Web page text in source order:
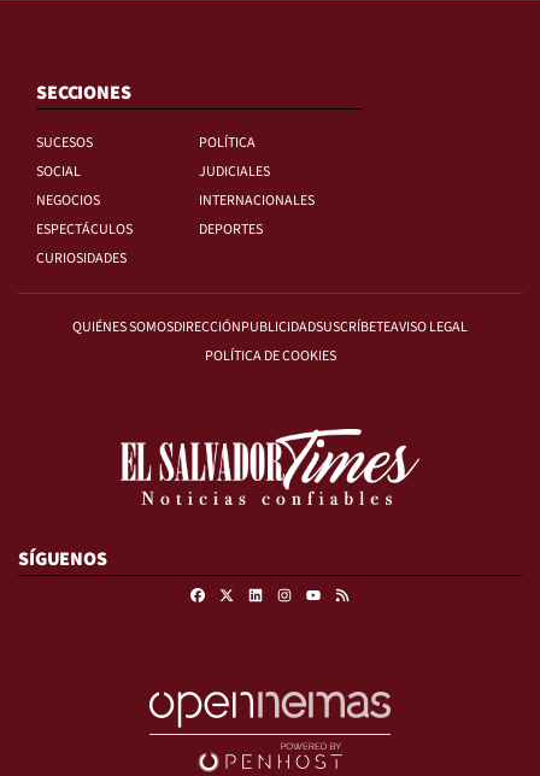
SECCIONES
SUCESOS
POLÍTICA
SOCIAL
JUDICIALES
NEGOCIOS
INTERNACIONALES
ESPECTÁCULOS
DEPORTES
CURIOSIDADES
QUIÉNES SOMOSDIRECCIÓNPUBLICIDADSUSCRÍBETEAVISO LEGAL
POLÍTICA DE COOKIES
SÍGUENOS
FacebookLinkedinInstagram